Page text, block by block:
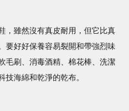
，雖然沒有真皮耐用，但它比真
要好好保養容易裂開和帶強烈味
毛刷、消毒酒精、棉花棒、洗潔
技海綿和乾淨的乾布。